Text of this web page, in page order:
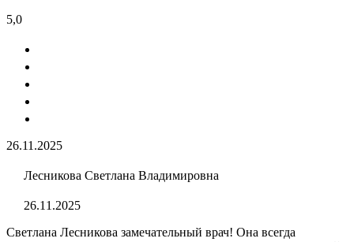
5,0
26.11.2025
Лесникова Светлана Владимировна
26.11.2025
Светлана Лесникова замечательный врач! Она всегда